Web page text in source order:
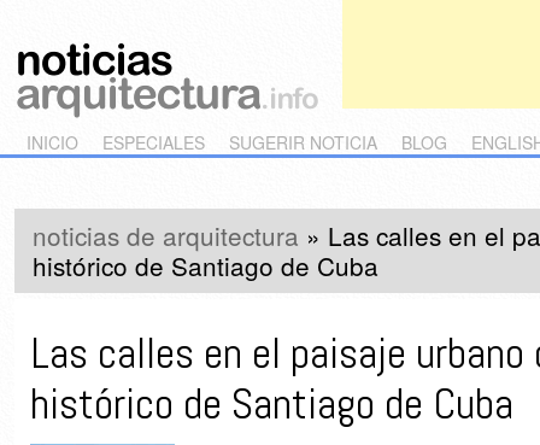
Main menu
Skip to primary content
Skip to secondary content
INICIO ESPECIALES SUGERIR NOTICIA BLOG
noticias de arquitectura » Las calles en el
histórico de Santiago de Cuba
Las calles en el paisaje
histórico de Santiago de Cuba